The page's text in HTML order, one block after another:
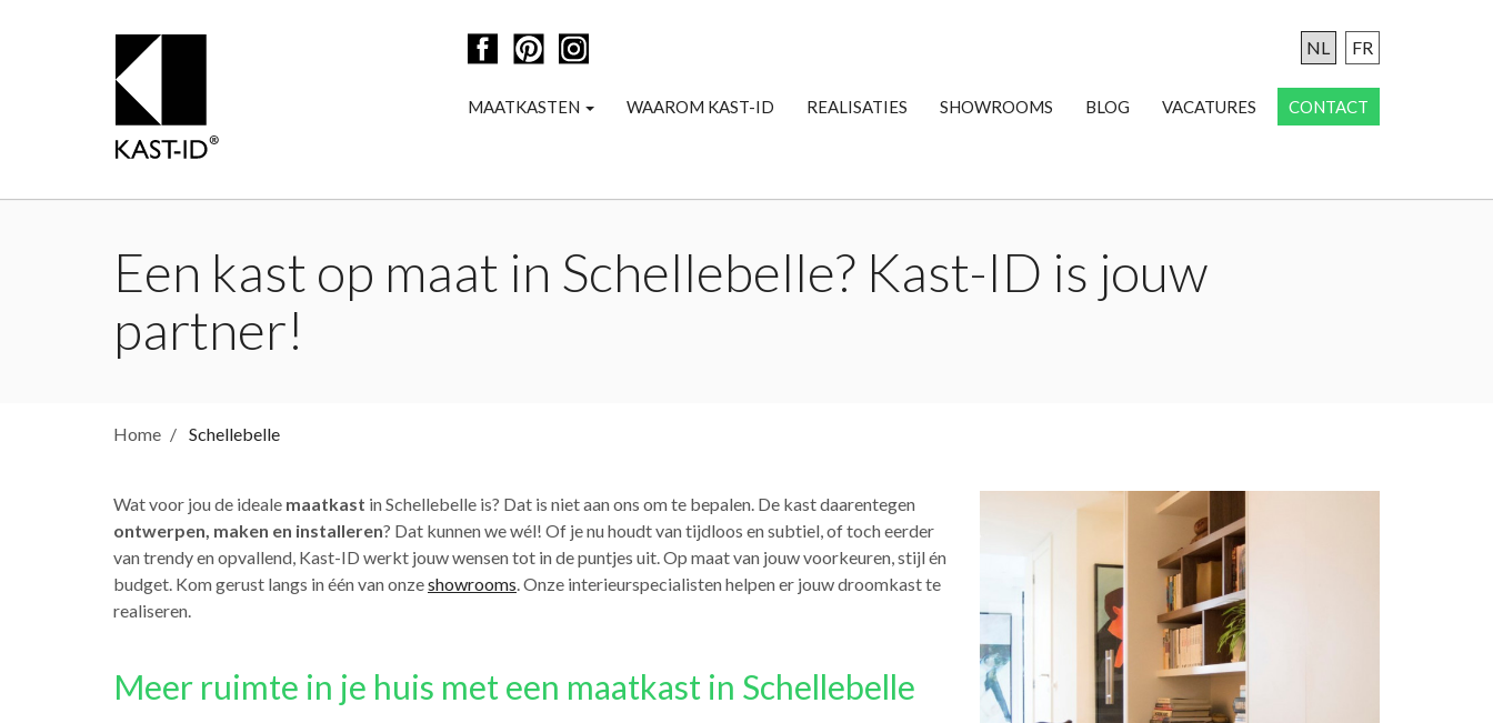
MAATKASTEN WAAROM KAST-ID REALISATIES SHOWROOMS BLOG VACATURES CONTACT
NL FR
Een kast op maat in Schellebelle? Kast-ID is jouw
partner!
Home Schellebelle
Wat voor jou de ideale maatkast in Schellebelle is? Dat is niet aan ons om te bepalen. De kast daarentegen
ontwerpen, maken en installeren? Dat kunnen we wél! Of je nu houdt van tijdloos en subtiel, of toch eerder
van trendy en opvallend, Kast-ID werkt jouw wensen tot in de puntjes uit. Op maat van jouw voorkeuren, stijl én
budget. Kom gerust langs in één van onzeshowrooms. Onze interieurspecialisten helpen er jouw droomkast te
realiseren.
Meer ruimte in je huis met een maatkast in Schellebelle